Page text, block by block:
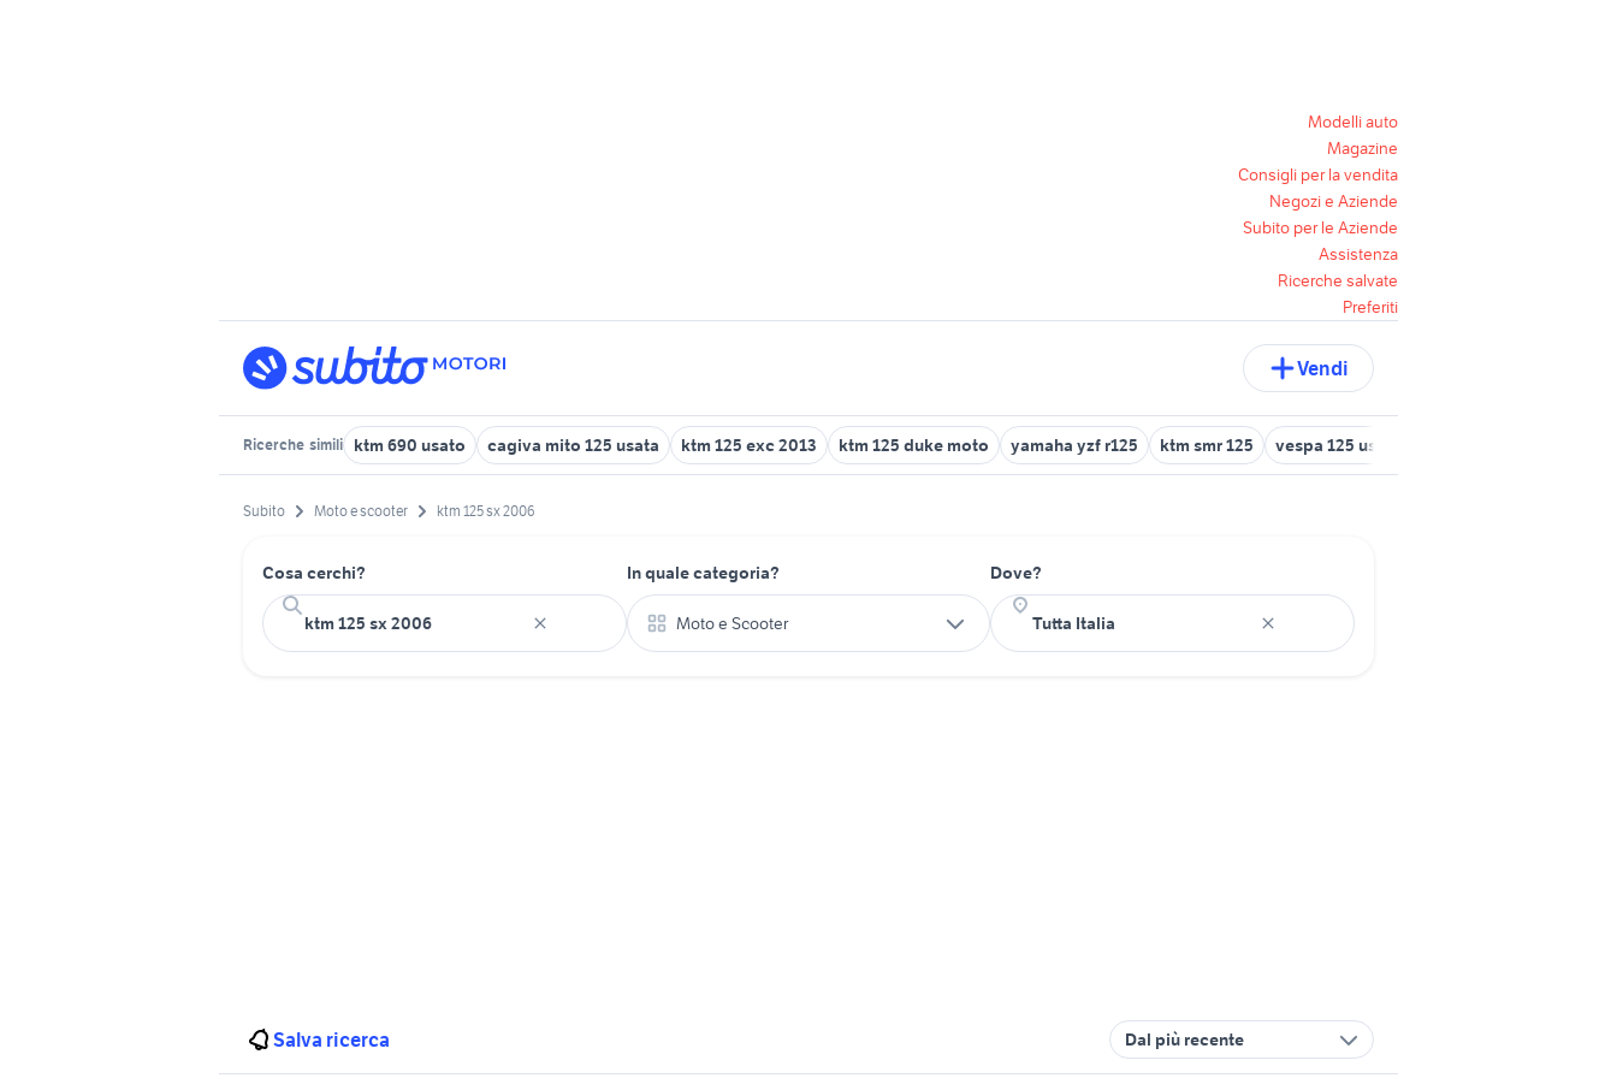
Modelli auto
Magazine
Consigli per la vendita
Negozi e Aziende
Subito per le Aziende
Assistenza
Ricerche salvate
Preferiti
Vendi
Ricerche simili ktm 690 usato cagiva mito 125 usata ktm 125 exc 2013 ktm 125 duke moto yamaha yzf r125 ktm smr 125 vespa 125 usata bari
Subito Moto e scooter ktm 125 sx 2006
Cosa cerchi? In quale categoria?
Moto e Scooter
Dove?
Salva ricerca Dal più recente